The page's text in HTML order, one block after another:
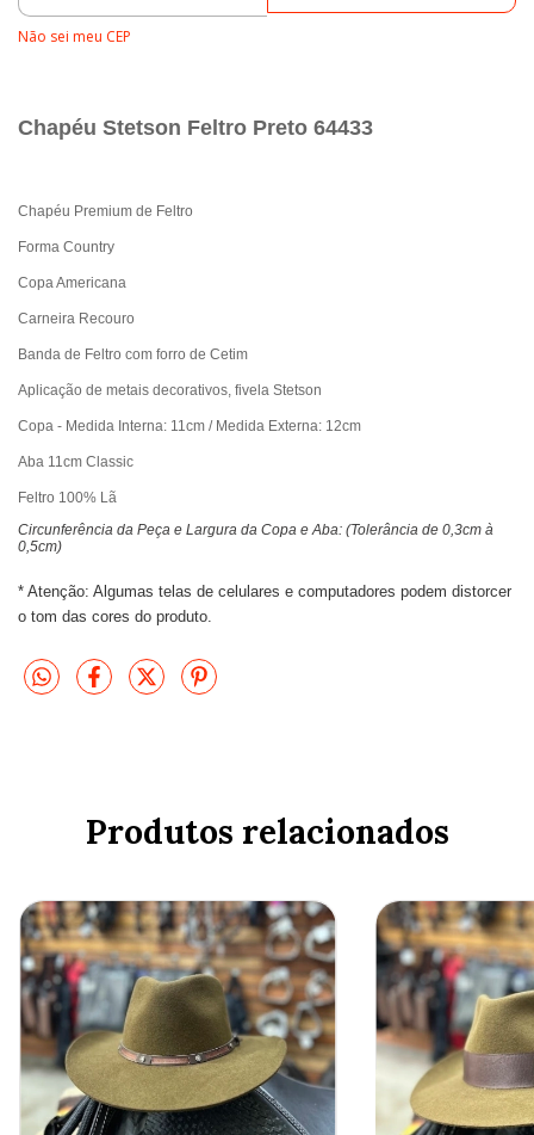
Não sei meu CEP
Chapéu Stetson Feltro Preto 64433
Chapéu Premium de Feltro
Forma Country
Copa Americana
Carneira Recouro
Banda de Feltro com forro de Cetim
Aplicação de metais decorativos, fivela Stetson
Copa - Medida Interna: 11cm / Medida Externa: 12cm
Aba 11cm Classic
Feltro 100% Lã
Circunferência da Peça e Largura da Copa e Aba: (Tolerância de 0,3cm à
0,5cm)
* Atenção: Algumas telas de celulares e computadores podem distorcer
o tom das cores do produto.
Produtos relacionados